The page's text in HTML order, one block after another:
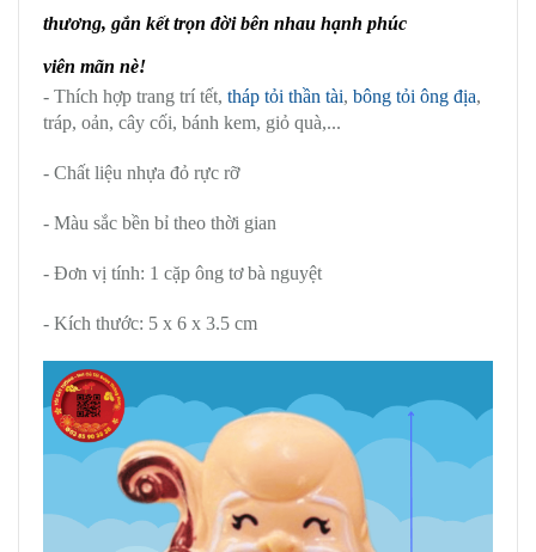
thương, gắn kết trọn đời bên nhau hạnh phúc
viên mãn nè!
- Thích hợp trang trí tết, tháp tỏi thần tài, bông tỏi ông địa,
tráp, oản, cây cối, bánh kem, giỏ quà,...
- Chất liệu nhựa đỏ rực rỡ
- Màu sắc bền bỉ theo thời gian
- Đơn vị tính: 1 cặp ông tơ bà nguyệt
- Kích thước: 5 x 6 x 3.5 cm